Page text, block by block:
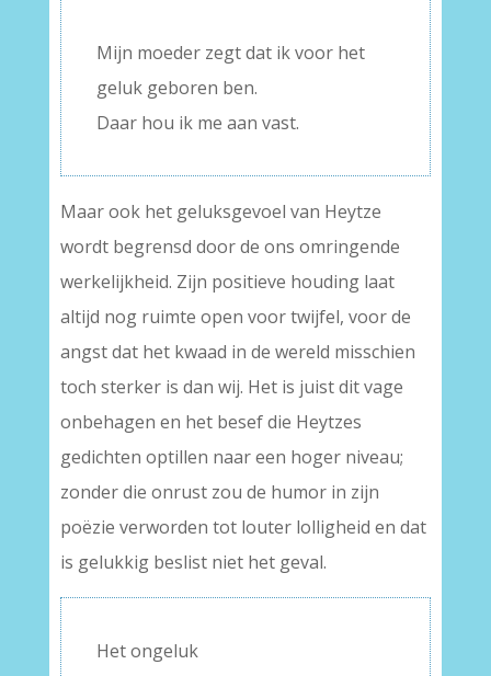
Mijn moeder zegt dat ik voor het
geluk geboren ben.
Daar hou ik me aan vast.
Maar ook het geluksgevoel van Heytze
wordt begrensd door de ons omringende
werkelijkheid. Zijn positieve houding laat
altijd nog ruimte open voor twijfel, voor de
angst dat het kwaad in de wereld misschien
toch sterker is dan wij. Het is juist dit vage
onbehagen en het besef die Heytzes
gedichten optillen naar een hoger niveau;
zonder die onrust zou de humor in zijn
poëzie verworden tot louter lolligheid en dat
is gelukkig beslist niet het geval.
Het ongeluk